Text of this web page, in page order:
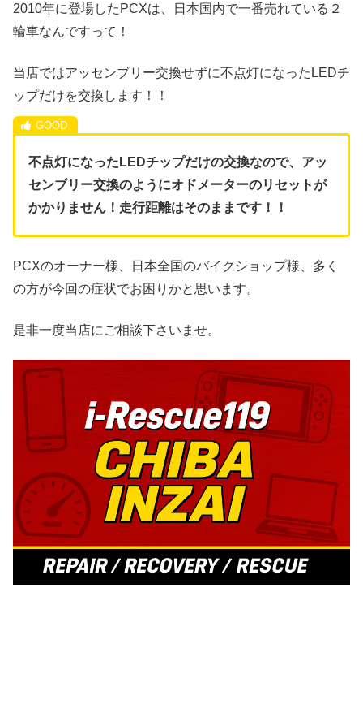
2010年に登場したPCXは、日本国内で一番売れている２
輪車なんですって！
当店ではアッセンブリー交換せずに不点灯になったLEDチ
ップだけを交換します！！
不点灯になったLEDチップだけの交換なので、アッ
センブリー交換のようにオドメーターのリセットが
かかりません！走行距離はそのままです！！
PCXのオーナー様、日本全国のバイクショップ様、多く
の方が今回の症状でお困りかと思います。
是非一度当店にご相談下さいませ。